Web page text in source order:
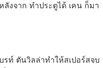
งจาก ทําประตูได้ เคน ก็มา
รท์ ตันวิลล่าทําให้สเปอร์สจบ